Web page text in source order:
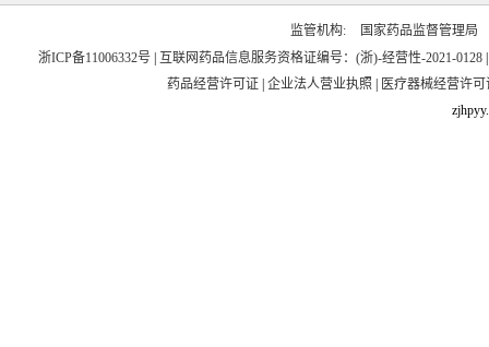
监管机构:
国家药品监督管理局
浙ICP备11006332号
互联网药品信息服务资格证编号：(浙)-经营性-2021-0128
药品经营许可证
企业法人营业执照
医疗器械经营许可